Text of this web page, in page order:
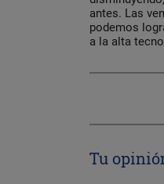
antes. Las
podemos
a la alta
Tu